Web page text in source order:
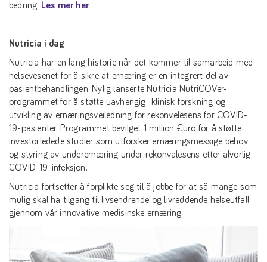
bedring. Les mer her
Nutricia i dag
Nutricia har en lang historie når det kommer til samarbeid med
helsevesenet for å sikre at ernæring er en integrert del av
pasientbehandlingen. Nylig lanserte Nutricia NutriCOVer-
programmet for å støtte uavhengig klinisk forskning og
utvikling av ernæringsveiledning for rekonvelesens for COVID-
19-pasienter. Programmet bevilget 1 million €uro for å støtte
investorledede studier som utforsker ernæringsmessige behov
og styring av underernæring under rekonvalesens etter alvorlig
COVID-19-infeksjon.
Nutricia fortsetter å forplikte seg til å jobbe for at så mange som
mulig skal ha tilgang til livsendrende og livreddende helseutfall
gjennom vår innovative medisinske ernæring.